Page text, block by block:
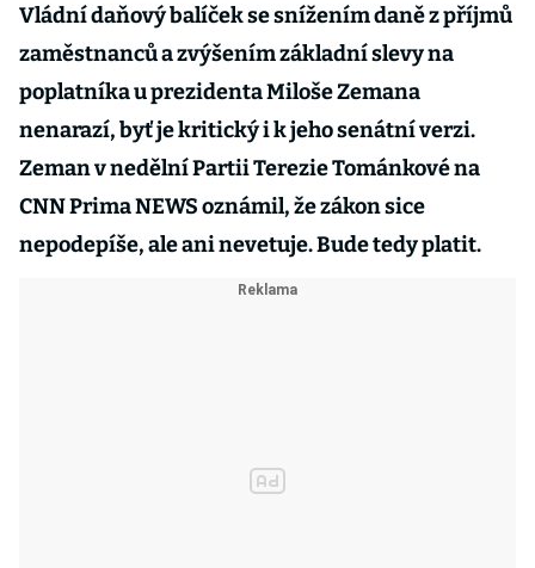
Vládní daňový balíček se snížením daně z příjmů
zaměstnanců a zvýšením základní slevy na
poplatníka u prezidenta Miloše Zemana
nenarazí, byť je kritický i k jeho senátní verzi.
Zeman v nedělní Partii Terezie Tománkové na
CNN Prima NEWS oznámil, že zákon sice
nepodepíše, ale ani nevetuje. Bude tedy platit.